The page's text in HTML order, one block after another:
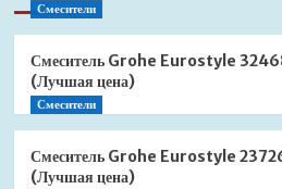
Смесители
Смеситель Grohe Eurostyle
(Лучшая цена)
Смесители
Смеситель Grohe Eurostyle
(Лучшая цена)